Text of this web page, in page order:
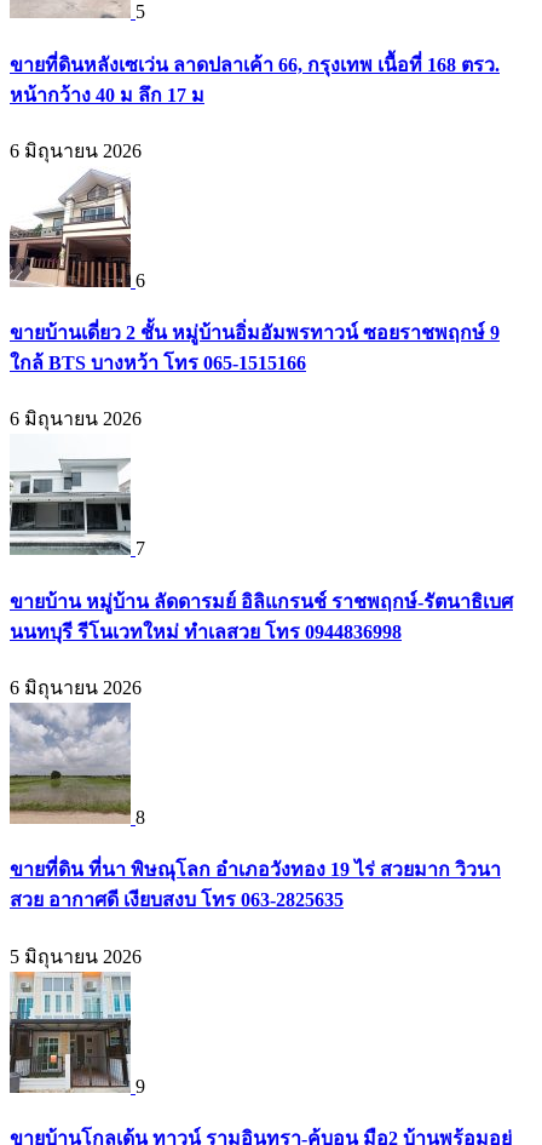
5
ขายที่ดินหลังเซเว่น ลาดปลาเค้า 66, กรุงเทพ เนื้อที่ 168 ตรว.
หน้ากว้าง 40 ม ลึก 17 ม
6 มิถุนายน 2026
6
ขายบ้านเดี่ยว 2 ชั้น หมู่บ้านอิ่มอัมพรทาวน์ ซอยราชพฤกษ์ 9
ใกล้ BTS บางหว้า โทร 065-1515166
6 มิถุนายน 2026
7
ขายบ้าน หมู่บ้าน ลัดดารมย์ อิลิแกรนช์ ราชพฤกษ์-รัตนาธิเบศ
นนทบุรี รีโนเวทใหม่ ทำเลสวย โทร 0944836998
6 มิถุนายน 2026
8
ขายที่ดิน ที่นา พิษณุโลก อำเภอวังทอง 19 ไร่ สวยมาก วิวนา
สวย อากาศดี เงียบสงบ โทร 063-2825635
5 มิถุนายน 2026
9
ขายบ้านโกลเด้น ทาวน์ รามอินทรา-คู้บอน มือ2 บ้านพร้อมอยู่